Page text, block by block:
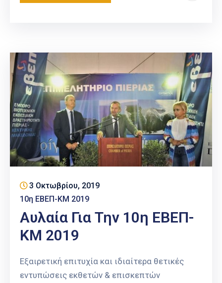
3 Οκτωβρίου, 2019
10η ΕΒΕΠ-ΚΜ 2019
Αυλαία Για Την 10η ΕΒΕΠ-
ΚΜ 2019
Εξαιρετική επιτυχία και ιδιαίτερα θετικές
εντυπώσεις εκθετών & επισκεπτών